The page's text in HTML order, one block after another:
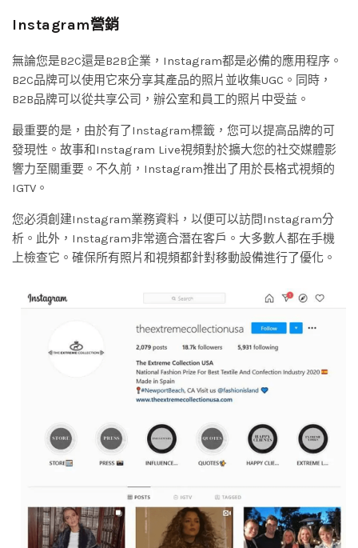
Instagram營銷
無論您是B2C還是B2B企業，Instagram都是必備的應用程序。
B2C品牌可以使用它來分享其產品的照片並收集UGC。同時，
B2B品牌可以從共享公司，辦公室和員工的照片中受益。
最重要的是，由於有了Instagram標籤，您可以提高品牌的可
發現性。故事和Instagram Live視頻對於擴大您的社交媒體影
響力至關重要。不久前，Instagram推出了用於長格式視頻的
IGTV。
您必須創建Instagram業務資料，以便可以訪問Instagram分
析。此外，Instagram非常適合潛在客戶。大多數人都在手機
上檢查它。確保所有照片和視頻都針對移動設備進行了優化。